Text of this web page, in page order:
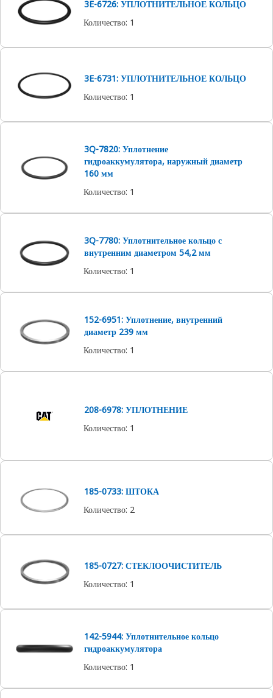
3E-6726: УПЛОТНИТЕЛЬНОЕ КОЛЬЦО
Количество: 1
3E-6731: УПЛОТНИТЕЛЬНОЕ КОЛЬЦО
Количество: 1
3Q-7820: Уплотнение
гидроаккумулятора, наружный диаметр
160 мм
Количество: 1
3Q-7780: Уплотнительное кольцо с
внутренним диаметром 54,2 мм
Количество: 1
152-6951: Уплотнение, внутренний
диаметр 239 мм
Количество: 1
208-6978: УПЛОТНЕНИЕ
Количество: 1
185-0733: ШТОКА
Количество: 2
185-0727: СТЕКЛООЧИСТИТЕЛЬ
Количество: 1
142-5944: Уплотнительное кольцо
гидроаккумулятора
Количество: 1